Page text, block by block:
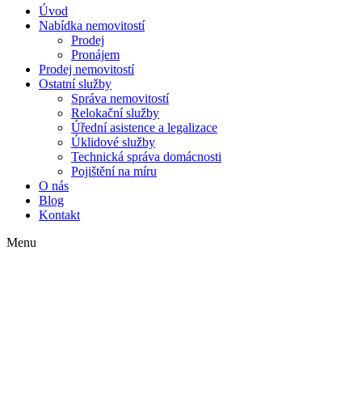
Úvod
Nabídka nemovitostí
Prodej
Pronájem
Prodej nemovitostí
Ostatní služby
Správa nemovitostí
Relokační služby
Úřední asistence a legalizace
Úklidové služby
Technická správa domácnosti
Pojištění na míru
O nás
Blog
Kontakt
Menu